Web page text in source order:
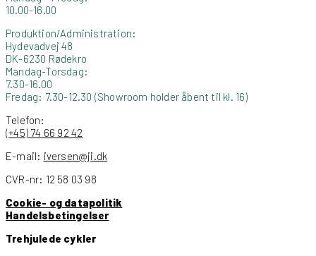
10.00-16.00
Produktion/Administration:
Hydevadvej 48
DK-6230 Rødekro
Mandag-Torsdag:
7.30-16.00
Fredag: 7.30-12.30 (Showroom holder åbent til kl. 16)
Telefon:
(+45) 74 66 92 42
E-mail: iversen@ji.dk
CVR-nr: 12 58 03 98
Cookie- og datapolitik
Handelsbetingelser
Trehjulede cykler